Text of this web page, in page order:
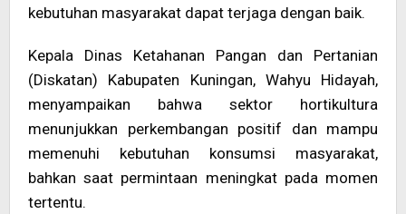
kebutuhan masyarakat dapat terjaga dengan baik.
Kepala Dinas Ketahanan Pangan dan Pertanian
(Diskatan) Kabupaten Kuningan, Wahyu Hidayah,
menyampaikan bahwa sektor hortikultura
menunjukkan perkembangan positif dan mampu
memenuhi kebutuhan konsumsi masyarakat,
bahkan saat permintaan meningkat pada momen
tertentu.